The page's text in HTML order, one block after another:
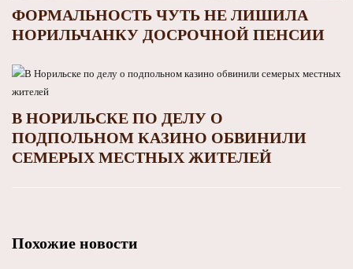
ФОРМАЛЬНОСТЬ ЧУТЬ НЕ ЛИШИЛА
НОРИЛЬЧАНКУ ДОСРОЧНОЙ ПЕНСИИ
В НОРИЛЬСКЕ ПО ДЕЛУ О
ПОДПОЛЬНОМ КАЗИНО ОБВИНИЛИ
СЕМЕРЫХ МЕСТНЫХ ЖИТЕЛЕЙ
Похожие новости